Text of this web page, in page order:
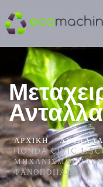
ΑΡΧΙΚΉ
HONDA CIVIC
ΜΗΧΑΝΙΣΜΟΊ
ΦΑΝΟΠΟΙΊΑΣ